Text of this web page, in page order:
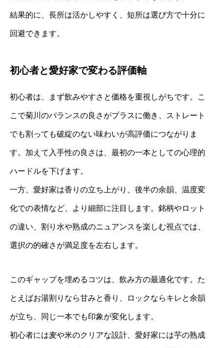
結果的に、長所は活かしやすく、短所は選び方で十分に
回避できます。
初心者と愛好家で変わる評価軸
初心者は、まず飲みやすさと価格を重視しがちです。こ
こで菊川のバランスの良さがプラスに働き、ストレート
でも割っても破綻のない味わいが高評価につながりま
す。加えて入手性の良さは、最初の一本としての心理的
ハードルを下げます。
一方、愛好家は香りの立ち上がり、後半の余韻、温度変
化での表情など、より細部に注目します。銘柄やロット
の違い、割り水や熟成のニュアンスを楽しむ視点では、
選択の的確さが満足度を左右します。
このギャップを埋めるコツは、飲み方の最適化です。た
とえばお湯割りなら甘みと香り、ロックならキレと余韻
が立ち、同じ一本でも印象が変化します。
初心者には麦や米のクリアな設計、愛好家には芋の熟成